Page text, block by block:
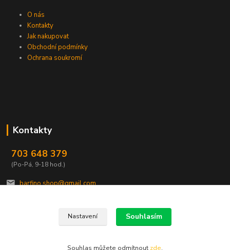
O nás
Kontakty
Jak nakupovat
Obchodní podmínky
Ochrana soukromí
Kontakty
703 648 379
(Po-Pá, 9-18 hod.)
barfino.shop@gmail.com
Nastavení Souhlasím
Souhlas můžete odmítnout zde.